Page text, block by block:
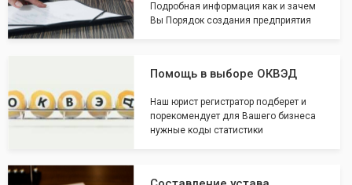
Подробная информация как и зачем
Вы Порядок создания предприятия
Помощь в выборе ОКВЭД
Наш юрист регистратор подберет и
порекомендует для Вашего бизнеса
нужные коды статистики